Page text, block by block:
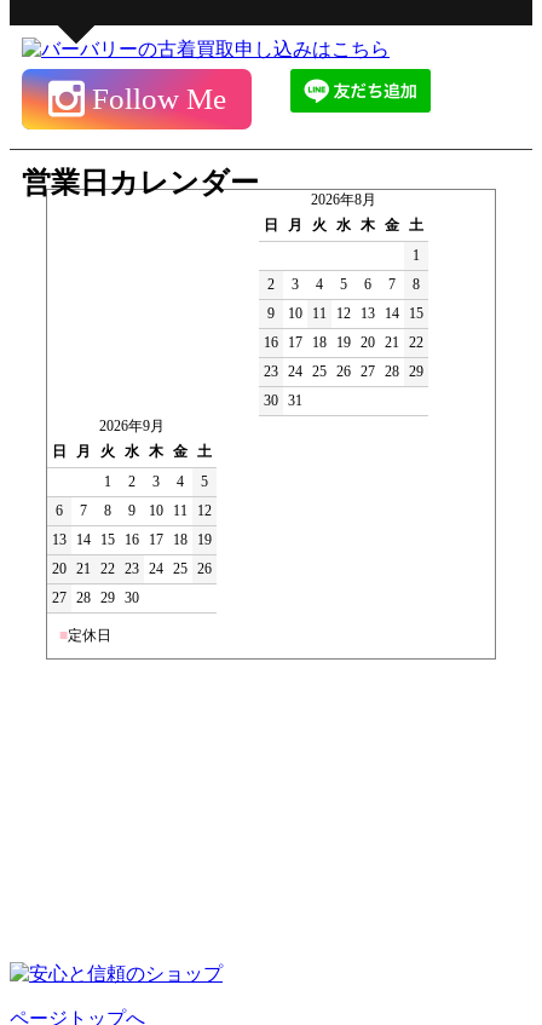
Follow Me
営業日カレンダー
2026年8月
日
月 火 水 木 金 土
1
2
3 4 5 6 7
8
9
10 11 12 13 14
15
16
17 18 19 20 21 22
23 24 25 26 27 28 29
30 31
2026年9月
日
月 火 水 木 金 土
1
2 3 4
5
6
7 8 9 10 11
12
13
14 15 16 17 18
19
20 21 22 23 24 25 26
27 28 29 30
■定休日
ページトップへ